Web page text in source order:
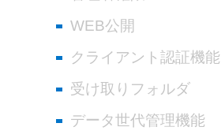
WEB公開
クライアント認証機能
受け取りフォルダ
データ世代管理機能